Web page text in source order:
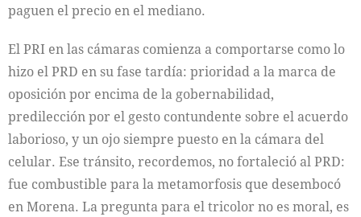
paguen el precio en el mediano.
El PRI en las cámaras comienza a comportarse como lo
hizo el PRD en su fase tardía: prioridad a la marca de
oposición por encima de la gobernabilidad,
predilección por el gesto contundente sobre el acuerdo
laborioso, y un ojo siempre puesto en la cámara del
celular. Ese tránsito, recordemos, no fortaleció al PRD:
fue combustible para la metamorfosis que desembocó
en Morena. La pregunta para el tricolor no es moral, es